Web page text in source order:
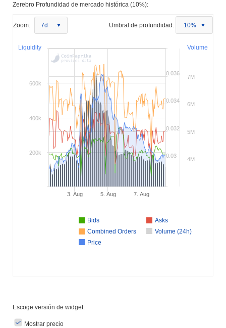
Zerebro Profundidad de mercado histórica (10%):
Zoom: 7d Umbral de profundidad: 10%
Volume
Liquidity
Bids
Asks
Combined Orders
Volume (24h)
Price
3. Aug 5. Aug 7. Aug
0.03
0.032
0.034
0.036
4M
5M
6M
7M
200k
400k
600k
Escoge versión de widget:
Mostrar precio